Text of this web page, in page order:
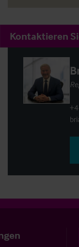
Kontaktieren